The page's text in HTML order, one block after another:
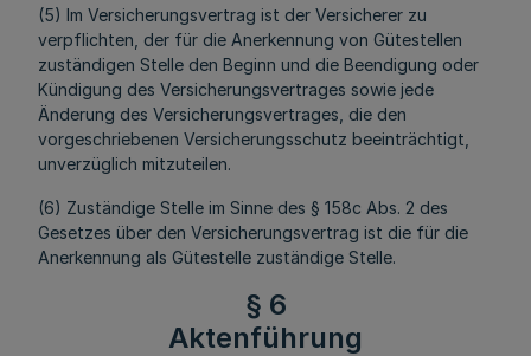
(5) Im Versicherungsvertrag ist der Versicherer zu
verpflichten, der für die Anerkennung von Gütestellen
zuständigen Stelle den Beginn und die Beendigung oder
Kündigung des Versicherungsvertrages sowie jede
Änderung des Versicherungsvertrages, die den
vorgeschriebenen Versicherungsschutz beeinträchtigt,
unverzüglich mitzuteilen.
(6) Zuständige Stelle im Sinne des § 158c Abs. 2 des
Gesetzes über den Versicherungsvertrag ist die für die
Anerkennung als Gütestelle zuständige Stelle.
§ 6
Aktenführung